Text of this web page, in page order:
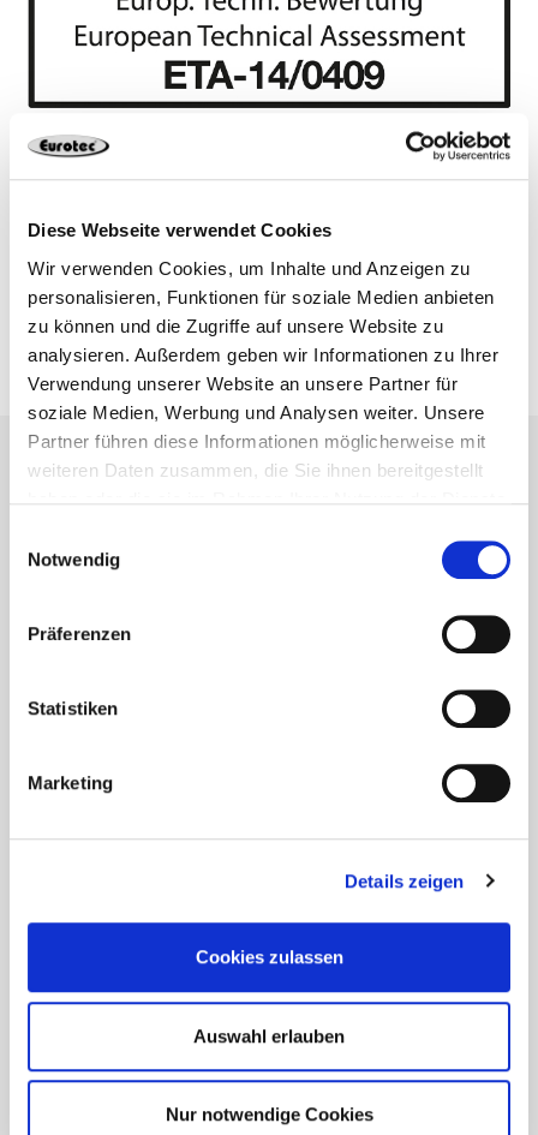
Diese Webseite verwendet Cookies
Wir verwenden Cookies, um Inhalte und Anzeigen zu
personalisieren, Funktionen für soziale Medien anbieten
zu können und die Zugriffe auf unsere Website zu
analysieren. Außerdem geben wir Informationen zu Ihrer
Verwendung unserer Website an unsere Partner für
soziale Medien, Werbung und Analysen weiter. Unsere
Partner führen diese Informationen möglicherweise mit
weiteren Daten zusammen, die Sie ihnen bereitgestellt
Notwendig
Präferenzen
Statistiken
Marketing
Details zeigen
Cookies zulassen
Auswahl erlauben
Nur notwendige Cookies
Zur ETA
Eurotec Wissen
In unserem Bereich "Wissen" finden Sie eine Mediathek
mit hilfreichen Anwendungsvideos zu unseren
Produkten, ein Online-Magazin mit wertvollen
Fachbeiträgen rund um die Themen der
Know-how vom Spezialisten!
erhalten Sie in unserem Bereich "Wissen".